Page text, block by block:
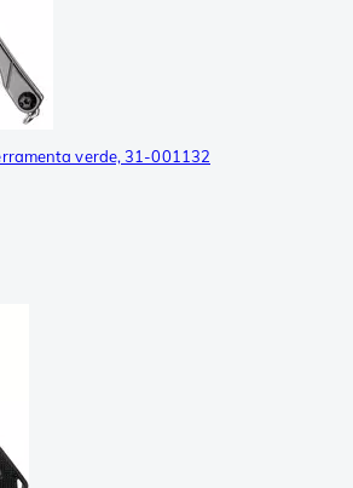
verde, 31-001132